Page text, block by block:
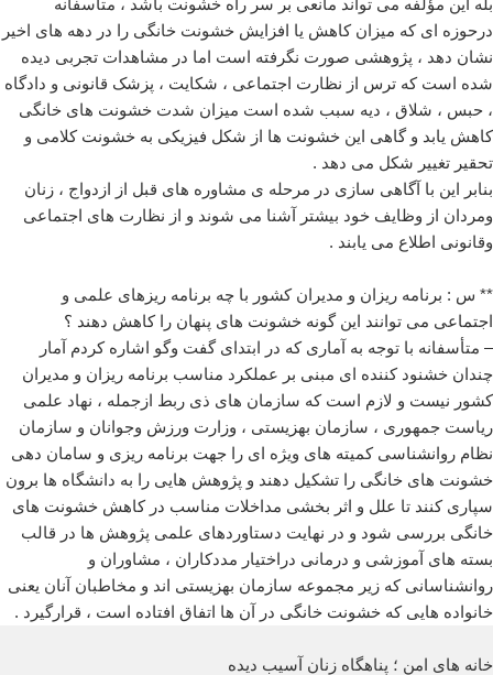
درحوزه ای که میزان کاهش یا افزایش خشونت خانگی را در دهه های اخیر
نشان دهد ، پژوهشی صورت نگرفته است اما در مشاهدات تجربی دیده
شده است که ترس از نظارت اجتماعی ، شکایت ، پزشک قانونی و دادگاه
، حبس ، شلاق ، دیه سبب شده است میزان شدت خشونت های خانگی
کاهش یابد و گاهی این خشونت ها از شکل فیزیکی به خشونت کلامی و
تحقیر تغییر شکل می دهد .
بنابر این با آگاهی سازی در مرحله ی مشاوره های قبل از ازدواج ، زنان
ومردان از وظایف خود بیشتر آشنا می شوند و از نظارت های اجتماعی
وقانونی اطلاع می یابند .
** س : برنامه ریزان و مدیران کشور با چه برنامه ریزهای علمی و
اجتماعی می توانند این گونه خشونت های پنهان را کاهش دهند ؟
– متأسفانه با توجه به آماری که در ابتدای گفت وگو اشاره کردم آمار
چندان خشنود کننده ای مبنی بر عملکرد مناسب برنامه ریزان و مدیران
کشور نیست و لازم است که سازمان های ذی ربط ازجمله ، نهاد علمی
ریاست جمهوری ، سازمان بهزیستی ، وزارت ورزش وجوانان و سازمان
نظام روانشناسی کمیته های ویژه ای را جهت برنامه ریزی و سامان دهی
خشونت های خانگی را تشکیل دهند و پژوهش هایی را به دانشگاه ها برون
سپاری کنند تا علل و اثر بخشی مداخلات مناسب در کاهش خشونت های
خانگی بررسی شود و در نهایت دستاوردهای علمی پژوهش ها در قالب
بسته های آموزشی و درمانی دراختیار مددکاران ، مشاوران و
روانشناسانی که زیر مجموعه سازمان بهزیستی اند و مخاطبان آنان یعنی
خانواده هایی که خشونت خانگی در آن ها اتفاق افتاده است ، قرارگیرد .
خانه های امن ؛ پناهگاه زنان آسیب دیده